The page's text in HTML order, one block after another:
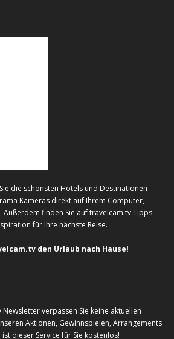
die schönsten Hotels und Destinationen
Kameras direkt auf Ihrem Computer,
finden Sie auf travelcam.tv Tipps
für Ihre nächste Reise.
den Urlaub nach Hause!
verpassen Sie keine aktuellen
Aktionen, Gewinnspielen, Arrangements
dieser Service für Sie kostenlos!